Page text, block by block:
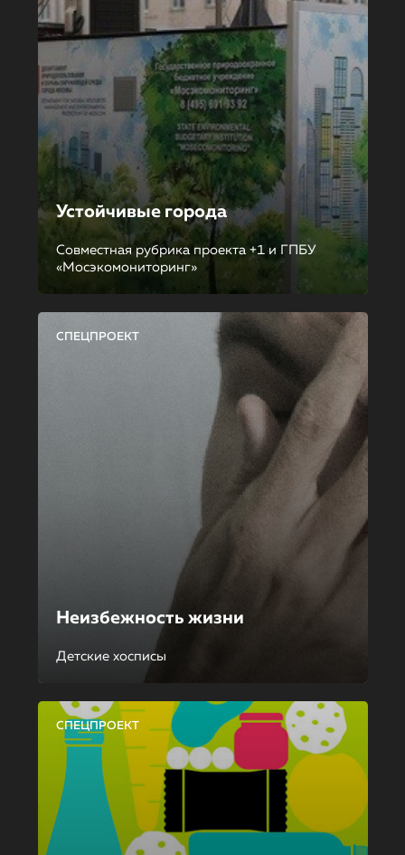
Устойчивые города
Совместная рубрика проекта +1 и ГПБУ
«Мосэкомониторинг»
СПЕЦПРОЕКТ
Неизбежность жизни
Детские хосписы
СПЕЦПРОЕКТ